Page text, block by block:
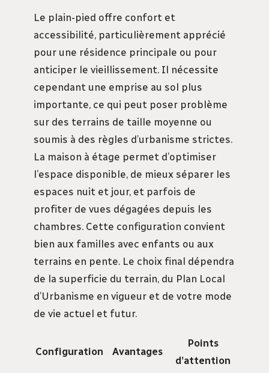
Le plain-pied offre confort et
accessibilité, particulièrement apprécié
pour une résidence principale ou pour
anticiper le vieillissement. Il nécessite
cependant une emprise au sol plus
importante, ce qui peut poser problème
sur des terrains de taille moyenne ou
soumis à des règles d’urbanisme strictes.
La maison à étage permet d’optimiser
l’espace disponible, de mieux séparer les
espaces nuit et jour, et parfois de
profiter de vues dégagées depuis les
chambres. Cette configuration convient
bien aux familles avec enfants ou aux
terrains en pente. Le choix final dépendra
de la superficie du terrain, du Plan Local
d’Urbanisme en vigueur et de votre mode
de vie actuel et futur.
Configuration Avantages
Points
d’attention